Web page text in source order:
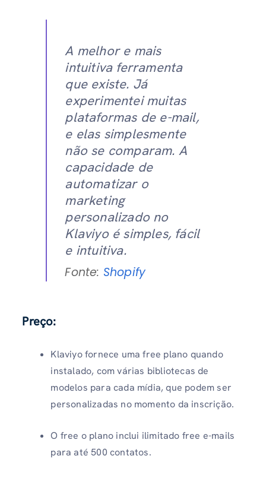
A melhor e mais
intuitiva ferramenta
que existe. Já
experimentei muitas
plataformas de e-mail,
e elas simplesmente
não se comparam. A
capacidade de
automatizar o
marketing
personalizado no
Klaviyo é simples, fácil
e intuitiva.
Fonte: Shopify
Preço:
Klaviyo fornece uma free plano quando
instalado, com várias bibliotecas de
modelos para cada mídia, que podem ser
personalizadas no momento da inscrição.
O free o plano inclui ilimitado free e-mails
para até 500 contatos.